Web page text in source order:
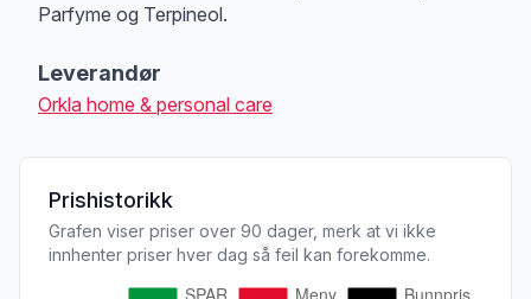
Parfyme og Terpineol.
Leverandør
Orkla home & personal care
Prishistorikk
Grafen viser priser over 90 dager, merk at vi ikke
innhenter priser hver dag så feil kan forekomme.